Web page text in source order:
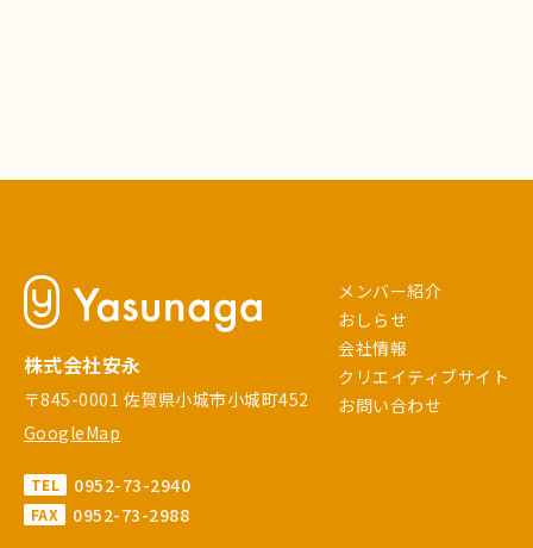
株式会社安永
〒845-0001 佐賀県小城市小城町452
GoogleMap
TEL 0952-73-2940
FAX 0952-73-2988
メンバー紹介
おしらせ
会社情報
クリエイティブサイト
お問い合わせ